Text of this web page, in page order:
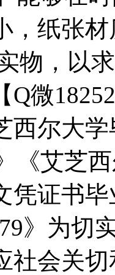
，纸张
物，以
Q微
西尔大
《艾芝
凭证书
》为切
社会关切